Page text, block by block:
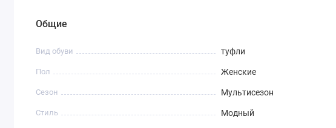
Общие
Вид обуви туфли
Пол Женские
Сезон Мультисезон
Стиль Модный